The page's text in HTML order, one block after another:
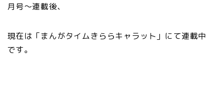
月号〜連載後、
現在は「まんがタイムきららキャラット」にて連載中
です。